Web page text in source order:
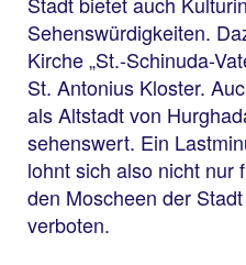
Sehenswürdigkeiten.
Kirche „St.-Schinuda-
St. Antonius Kloster.
als Altstadt von
sehenswert. Ein
lohnt sich also nicht nur
den Moscheen der
verboten.